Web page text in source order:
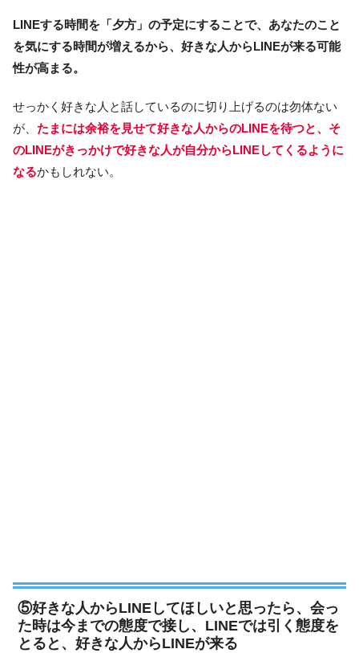
LINEする時間を「夕方」の予定にすることで、あなたのこと
を気にする時間が増えるから、好きな人からLINEが来る可能
性が高まる。
せっかく好きな人と話しているのに切り上げるのは勿体ない
が、 たまには余裕を見せて好きな人からのLINEを待つと、そ
のLINEがきっかけで好きな人が自分からLINEしてくるように
なるかもしれない。
⑤好きな人からLINEしてほしいと思ったら、会っ
た時は今までの態度で接し、LINEでは引く態度を
とると、好きな人からLINEが来る